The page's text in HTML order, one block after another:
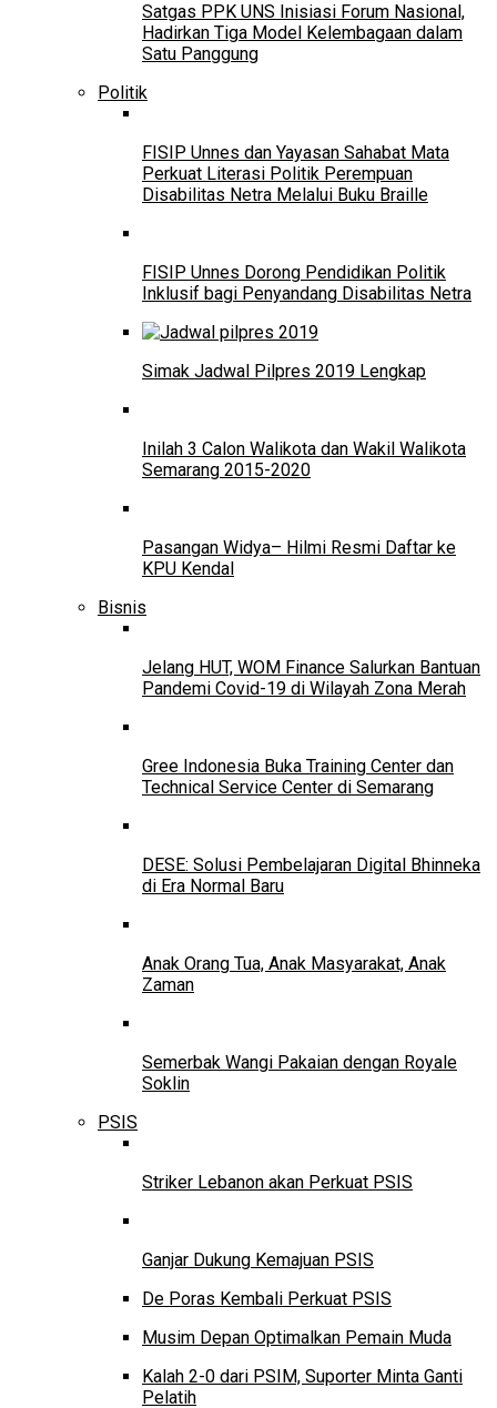
Satgas PPK UNS Inisiasi Forum Nasional,
Hadirkan Tiga Model Kelembagaan dalam
Satu Panggung
Politik
FISIP Unnes dan Yayasan Sahabat Mata
Perkuat Literasi Politik Perempuan
Disabilitas Netra Melalui Buku Braille
FISIP Unnes Dorong Pendidikan Politik
Inklusif bagi Penyandang Disabilitas Netra
Simak Jadwal Pilpres 2019 Lengkap
Inilah 3 Calon Walikota dan Wakil Walikota
Semarang 2015-2020
Pasangan Widya– Hilmi Resmi Daftar ke
KPU Kendal
Bisnis
Jelang HUT, WOM Finance Salurkan Bantuan
Pandemi Covid-19 di Wilayah Zona Merah
Gree Indonesia Buka Training Center dan
Technical Service Center di Semarang
DESE: Solusi Pembelajaran Digital Bhinneka
di Era Normal Baru
Anak Orang Tua, Anak Masyarakat, Anak
Zaman
Semerbak Wangi Pakaian dengan Royale
Soklin
PSIS
Striker Lebanon akan Perkuat PSIS
Ganjar Dukung Kemajuan PSIS
De Poras Kembali Perkuat PSIS
Musim Depan Optimalkan Pemain Muda
Kalah 2-0 dari PSIM, Suporter Minta Ganti
Pelatih